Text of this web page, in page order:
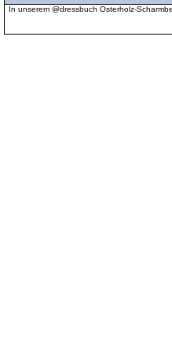
In unserem @dressbuch Osterholz-